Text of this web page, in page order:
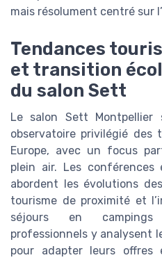
mais résolument centré sur
Tendances
et transition
du salon Sett
Le salon Sett Montpellier
observatoire privilégié des
Europe, avec un focus
plein air. Les conférences
abordent les évolutions
tourisme de proximité et
séjours en campings
professionnels y analysent
pour adapter leurs offres